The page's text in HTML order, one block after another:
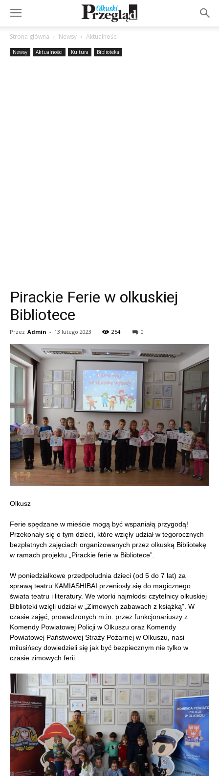
Strona główna Newsy Aktualności
Newsy Aktualności Kultura Biblioteka
Pirackie Ferie w olkuskiej
Bibliotece
Przez Admin - 13 lutego 2023 254 0
Olkusz
Ferie spędzane w mieście mogą być wspaniałą przygodą!
Przekonały się o tym dzieci, które wzięły udział w tegorocznych
bezpłatnych zajęciach organizowanych przez olkuską Bibliotekę
w ramach projektu „Pirackie ferie w Bibliotece”.
W poniedziałkowe przedpołudnia dzieci (od 5 do 7 lat) za
sprawą teatru KAMIASHIBAI przeniosły się do magicznego
świata teatru i literatury. We wtorki najmłodsi czytelnicy olkuskiej
Biblioteki wzięli udział w „Zimowych zabawach z książką”. W
czasie zajęć, prowadzonych m.in. przez funkcjonariuszy z
Komendy Powiatowej Policji w Olkuszu oraz Komendy
Powiatowej Państwowej Straży Pożarnej w Olkuszu, nasi
milusińscy dowiedzieli się jak być bezpiecznym nie tylko w
czasie zimowych ferii.